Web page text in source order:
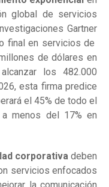
global de servicios
Gartner
final en servicios de
de dólares en
los 482.000
esta firma predice
el 45% de todo el
menos del 17% en
corporativadeben
servicios enfocados